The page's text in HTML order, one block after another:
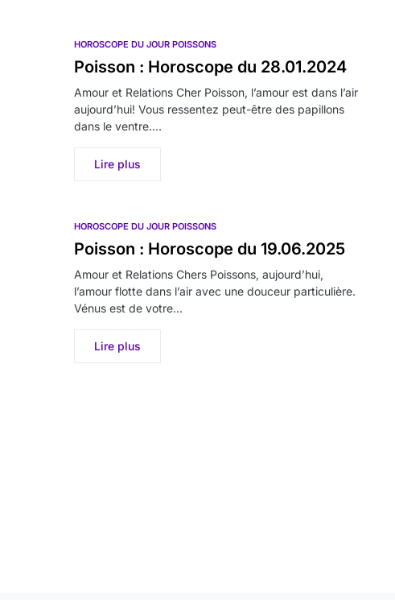
HOROSCOPE DU JOUR POISSONS
Poisson : Horoscope du 28.01.2024
Amour et Relations Cher Poisson, l’amour est dans l’air
aujourd’hui! Vous ressentez peut-être des papillons
dans le ventre.…
Lire plus
HOROSCOPE DU JOUR POISSONS
Poisson : Horoscope du 19.06.2025
Amour et Relations Chers Poissons, aujourd’hui,
l’amour flotte dans l’air avec une douceur particulière.
Vénus est de votre…
Lire plus